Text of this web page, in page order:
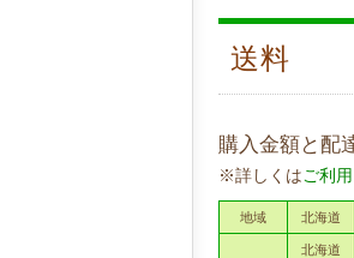
送料
購入金額と配
※詳しくはご利
地域 北海道
北海道